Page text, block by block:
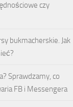
czy
bukmacherskie. Jak
Sprawdzamy, co
FB i Messengera